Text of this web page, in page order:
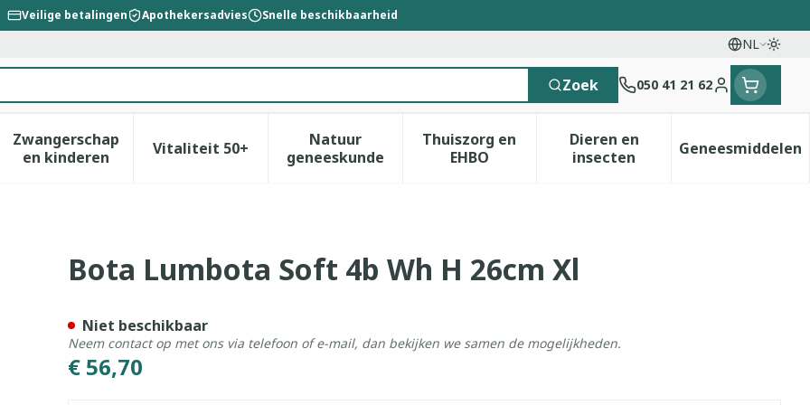
Veilige betalingen Apothekersadvies Snelle beschikbaarheid
NL
Talen
Zoek 050 41 21 62
Klant menu
verzorging en hygiëne categorie
voor Dieet, voeding en vitamines categorie
Zwangerschap
en kinderenToon submenu voor Zwangerschap en kinderen categorie
Vitaliteit 50+Toon submenu voor Vitaliteit 50+ categorie
Natuur
geneeskundeToon submenu voor Natuur geneeskunde categorie
Thuiszorg en
EHBOToon submenu voor Thuiszorg en EHBO
Dieren en
insectenToon submenu voor Dieren
Geneesmiddelen
Toon
26cm Xl
Bota Lumbota Soft 4b Wh H 26cm Xl
€ 56,70
Niet beschikbaar
Neem contact op met ons via telefoon of e-mail, dan bekijken we samen de mogelijkheden.